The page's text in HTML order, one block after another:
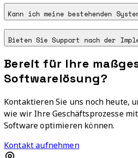
Kann ich meine bestehenden
Bieten Sie Support nach der
Bereit für Ihre
Softwarelösung?
Kontaktieren Sie uns noch heute,
wie wir Ihre Geschäftsprozesse
Software optimieren können.
Kontakt aufnehmen